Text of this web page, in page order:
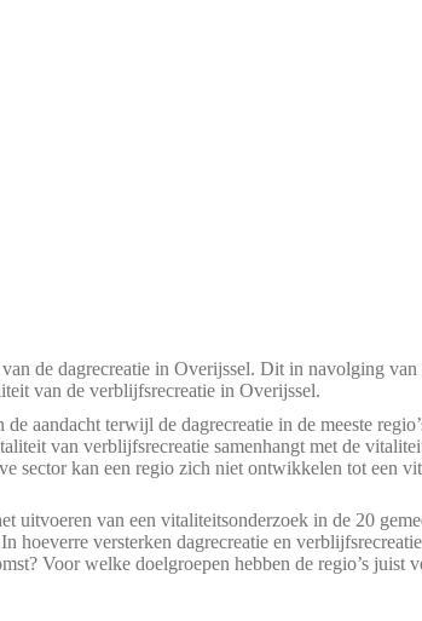
de dagrecreatie in Overijssel. Dit in navolging van
van de verblijfsrecreatie in Overijssel.
aandacht terwijl de dagrecreatie in de meeste
van verblijfsrecreatie samenhangt met de
sector kan een regio zich niet ontwikkelen tot een
uitvoeren van een vitaliteitsonderzoek in de 20
hoeverre versterken dagrecreatie en
Voor welke doelgroepen hebben de regio’s juist